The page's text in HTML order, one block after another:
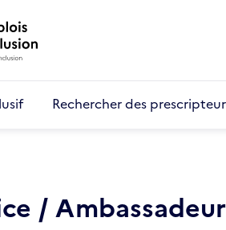
Rechercher des
/